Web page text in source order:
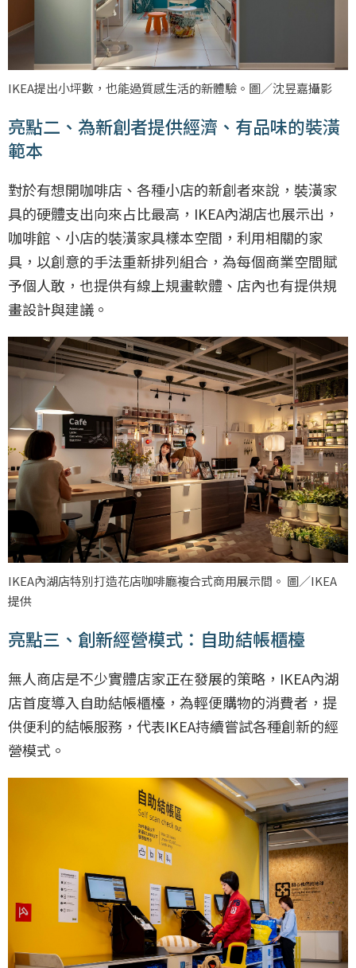
IKEA提出小坪數，也能過質感生活的新體驗。圖／沈昱嘉攝影
亮點二、為新創者提供經濟、有品味的裝潢
範本
對於有想開咖啡店、各種小店的新創者來說，裝潢家
具的硬體支出向來占比最高，IKEA內湖店也展示出，
咖啡館、小店的裝潢家具樣本空間，利用相關的家
具，以創意的手法重新排列組合，為每個商業空間賦
予個人敢，也提供有線上規畫軟體、店內也有提供規
畫設計與建議。
IKEA內湖店特別打造花店咖啡廳複合式商用展示間。 圖／IKEA
提供
亮點三、創新經營模式：自助結帳櫃檯
無人商店是不少實體店家正在發展的策略，IKEA內湖
店首度導入自助結帳櫃檯，為輕便購物的消費者，提
供便利的結帳服務，代表IKEA持續嘗試各種創新的經
營模式。